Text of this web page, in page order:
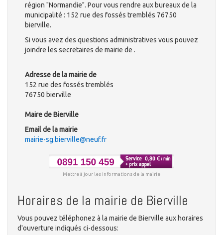
région "Normandie". Pour vous rendre aux bureaux de la
municipalité : 152 rue des fossés tremblés 76750
bierville.
Si vous avez des questions administratives vous pouvez
joindre les secretaires de mairie de .
Adresse de la mairie de
152 rue des fossés tremblés
76750 bierville
Maire de Bierville
Email de la mairie
mairie-sg.bierville@neuf.fr
Mettre à jour les informations de la mairie
Horaires de la mairie de Bierville
Vous pouvez téléphonez à la mairie de Bierville aux horaires
d'ouverture indiqués ci-dessous: